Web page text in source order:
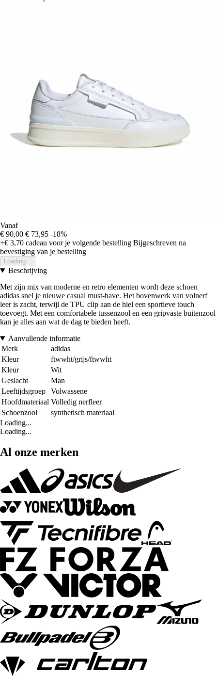
Vanaf
€ 90,00 € 73,95 -18%
+€ 3,70 cadeau voor je volgende bestelling Bijgeschreven na
bevestiging van je bestelling
Loading...
Beschrijving
Met zijn mix van moderne en retro elementen wordt deze schoen
adidas snel je nieuwe casual must-have. Het bovenwerk van volnerf
leer is zacht, terwijl de TPU clip aan de hiel een sportieve touch
toevoegt. Met een comfortabele tussenzool en een gripvaste buitenzool
kan je alles aan wat de dag te bieden heeft.
Aanvullende informatie
Merk
adidas
Kleur
ftwwht/grijs/ftwwht
Kleur
Wit
Geslacht
Man
Leeftijdsgroep
Volwassene
Hoofdmateriaal Volledig nerfleer
Schoenzool
synthetisch materiaal
Loading...
Loading...
Al onze merken